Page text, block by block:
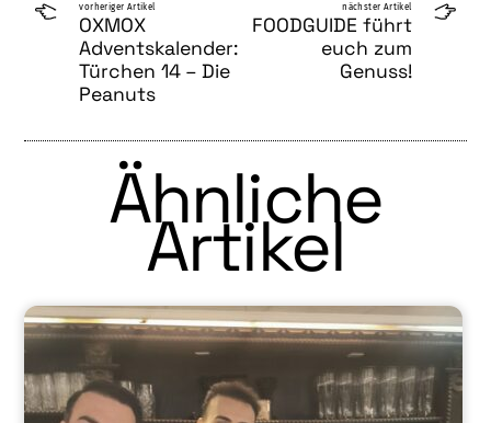
vorheriger Artikel
OXMOX
Adventskalender:
Türchen 14 – Die
Peanuts
nächster Artikel
FOODGUIDE führt
euch zum
Genuss!
Ähnliche
Artikel